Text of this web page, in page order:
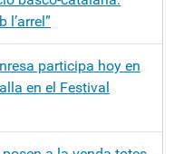
l’arrel”
participa hoy en
en el Festival